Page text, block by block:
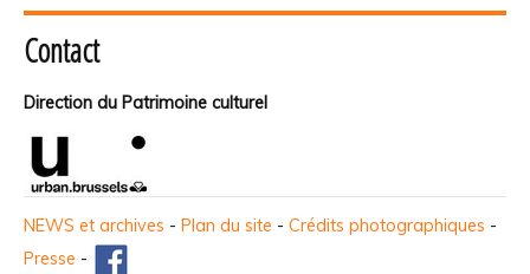
Contact
Direction du Patrimoine culturel
NEWS et archives - Plan du site - Crédits photographiques -
Presse -